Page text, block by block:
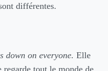
différentes.
down on everyone. Elle
tout le monde de